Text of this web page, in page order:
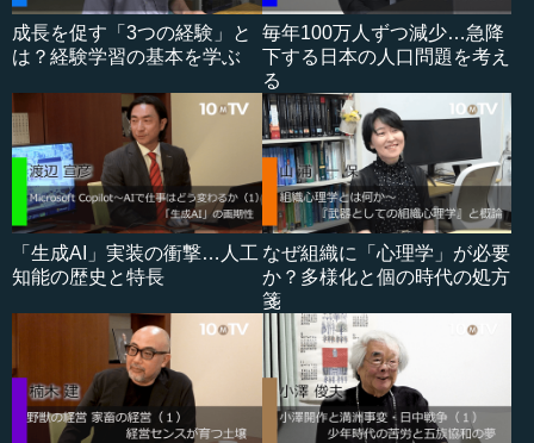
成長を促す「3つの経験」と
は？経験学習の基本を学ぶ
毎年100万人ずつ減少…急降
下する日本の人口問題を考え
る
「生成AI」実装の衝撃…人工
知能の歴史と特長
なぜ組織に「心理学」が必要
か？多様化と個の時代の処方
箋